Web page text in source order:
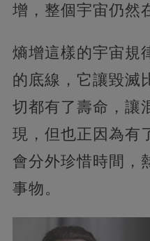
增，整個宇宙仍然
熵增這樣的宇宙規
的底線，它讓毀滅
切都有了壽命，讓
現，但也正因為有
會分外珍惜時間，
事物。